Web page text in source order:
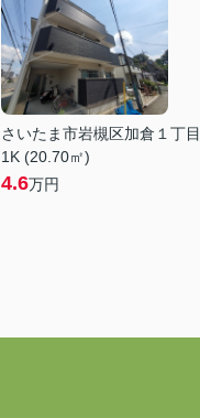
さいたま市岩槻区加倉１丁目
1K (20.70㎡)
4.6万円